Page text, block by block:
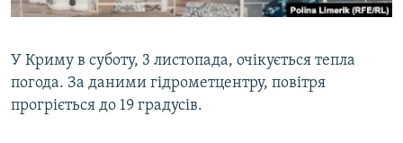
СВІДЧЕННЯ ОКУПАЦІЇ
ІНФОГРАФІКА
Qırımtatar
ДОЛУЧАЙСЯ!
У Криму в суботу, 3 листопада, очікується тепла
погода. За даними гідрометцентру, повітря
прогріється до 19 градусів.